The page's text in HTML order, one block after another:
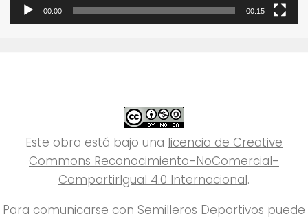
00:00 00:15
Este obra está bajo una licencia de Creative
Commons Reconocimiento-NoComercial-
CompartirIgual 4.0 Internacional.
Para comunicarse con Semilleros Deportivos puede